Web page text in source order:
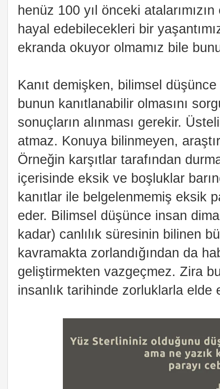
henüz 100 yıl önceki
hayal edebilecekleri bir
ekranda okuyor olmamız bile
Kanıt demişken, bilimsel
bunun kanıtlanabilir olmasını
sonuçların alınması gerekir.
atmaz. Konuya bilinmeyen,
Örneğin karşıtlar tarafından
içerisinde eksik ve boşluklar
kanıtlar ile belgelenmemiş eksik
eder. Bilimsel düşünce insan
kadar) canlılık süresinin bilinen
kavramakta zorlandığından da
geliştirmekten vazgeçmez. Zira
insanlık tarihinde zorluklarla